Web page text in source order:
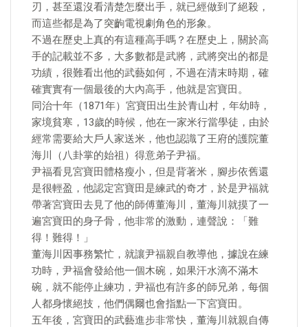
刃，甚至還沒看清楚怎麼出手，就已經做到了絕殺，
而這些都是為了突齣電視劇角色的形象。
不過在歷史上真的有這種高手嗎？在歷史上，關於高
手的記載並不多，大多數都是武將，武將突出的都是
功績，很難看出他的武藝如何，不過在清末時期，確
確實實有一個最後的大內高手，他就是宮寶田。
同治十年（1871年）宮寶田出生於青山村，年幼時，
家境貧寒，13歲的時候，他在一家米行當學徒，由於
經常需要給大戶人家送米，他也認識了王府的護院董
海川（八卦掌的始祖）得意弟子尹福。
尹福看見宮寶田體格瘦小，但是背著米，腳步依舊還
是很輕盈，他認定宮寶田是練武的奇才，於是尹福就
帶著宮寶田去見了他的師傅董海川，董海川就摸了一
遍宮寶田的身子骨，他非常的激動，連聲說：「難
得！難得！」
董海川因事務繁忙，就讓尹福親自教導他，據說在練
功時，尹福會發給他一個木碗，如果汗水滴不滿木
碗，就不能停止練功，尹福也有許多的師兄弟，每個
人都身懷絕技，他們偶爾也會指點一下宮寶田。
五年後，宮寶田的武藝進步非常快，董海川就親自傳